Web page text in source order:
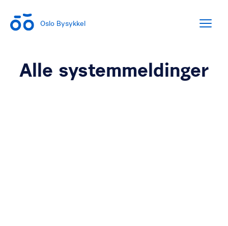
Oslo Bysykkel
Alle systemmeldinger